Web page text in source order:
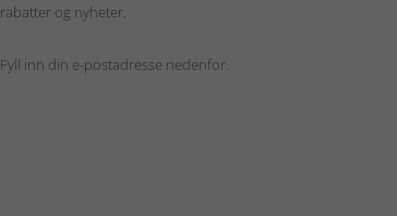
rabatter og nyheter.
Fyll inn din e-postadresse nedenfor.